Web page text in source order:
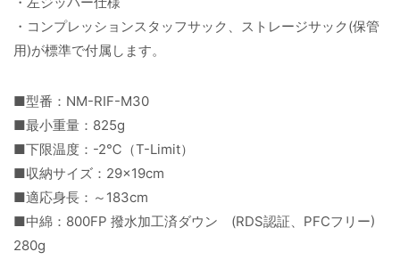
・コンプレッションスタッフサック、ストレージサック(保管
用)が標準で付属します。
■型番：NM-RIF-M30
■最小重量：825g
■下限温度：-2℃（T-Limit）
■収納サイズ：29×19cm
■適応身長：～183cm
■中綿：800FP 撥水加工済ダウン (RDS認証、PFCフリー)
280g